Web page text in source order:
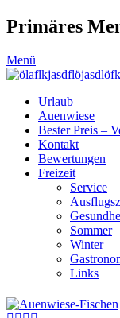
Primäres
Zum
Inhalt
Menü
Urlaub
Auenwiese
Bester Preis –
Kontakt
Bewertungen
Freizeit
Service
Sommer
Winter
Links
Header
Toggle